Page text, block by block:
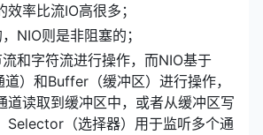
率比流IO高很多；
NIO则是非阻塞的；
和字符流进行操作，而NIO基于
）和Buffer（缓冲区）进行操作，
道读取到缓冲区中，或者从缓冲区写
Selector（选择器）用于监听多个通